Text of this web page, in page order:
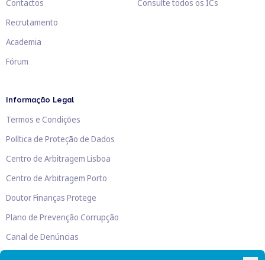
Contactos
Recrutamento
Academia
Fórum
Consulte todos os ICs
Informação Legal
Termos e Condições
Política de Proteção de Dados
Centro de Arbitragem Lisboa
Centro de Arbitragem Porto
Doutor Finanças Protege
Plano de Prevenção Corrupção
Canal de Denúncias